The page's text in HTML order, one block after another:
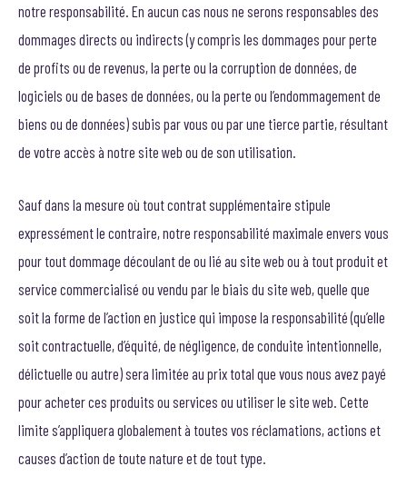
notre responsabilité. En aucun cas nous ne serons responsables des
dommages directs ou indirects (y compris les dommages pour perte
de profits ou de revenus, la perte ou la corruption de données, de
logiciels ou de bases de données, ou la perte ou l’endommagement de
biens ou de données) subis par vous ou par une tierce partie, résultant
de votre accès à notre site web ou de son utilisation.
Sauf dans la mesure où tout contrat supplémentaire stipule
expressément le contraire, notre responsabilité maximale envers vous
pour tout dommage découlant de ou lié au site web ou à tout produit et
service commercialisé ou vendu par le biais du site web, quelle que
soit la forme de l’action en justice qui impose la responsabilité (qu’elle
soit contractuelle, d’équité, de négligence, de conduite intentionnelle,
délictuelle ou autre) sera limitée au prix total que vous nous avez payé
pour acheter ces produits ou services ou utiliser le site web. Cette
limite s’appliquera globalement à toutes vos réclamations, actions et
causes d’action de toute nature et de tout type.